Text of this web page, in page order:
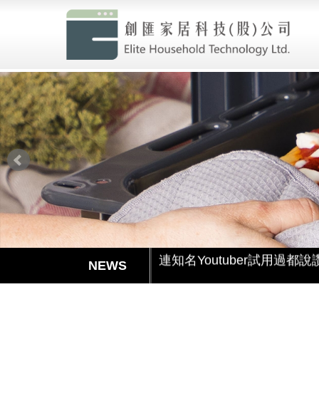
創匯家居進駐百貨
就是現在!福利品專區開賣
最酷的冰沙機來囉，趕快來
透過創匯Youtube頻道更加
連知名Youtuber試用過都
超強洗碗機GWQ7755強檔